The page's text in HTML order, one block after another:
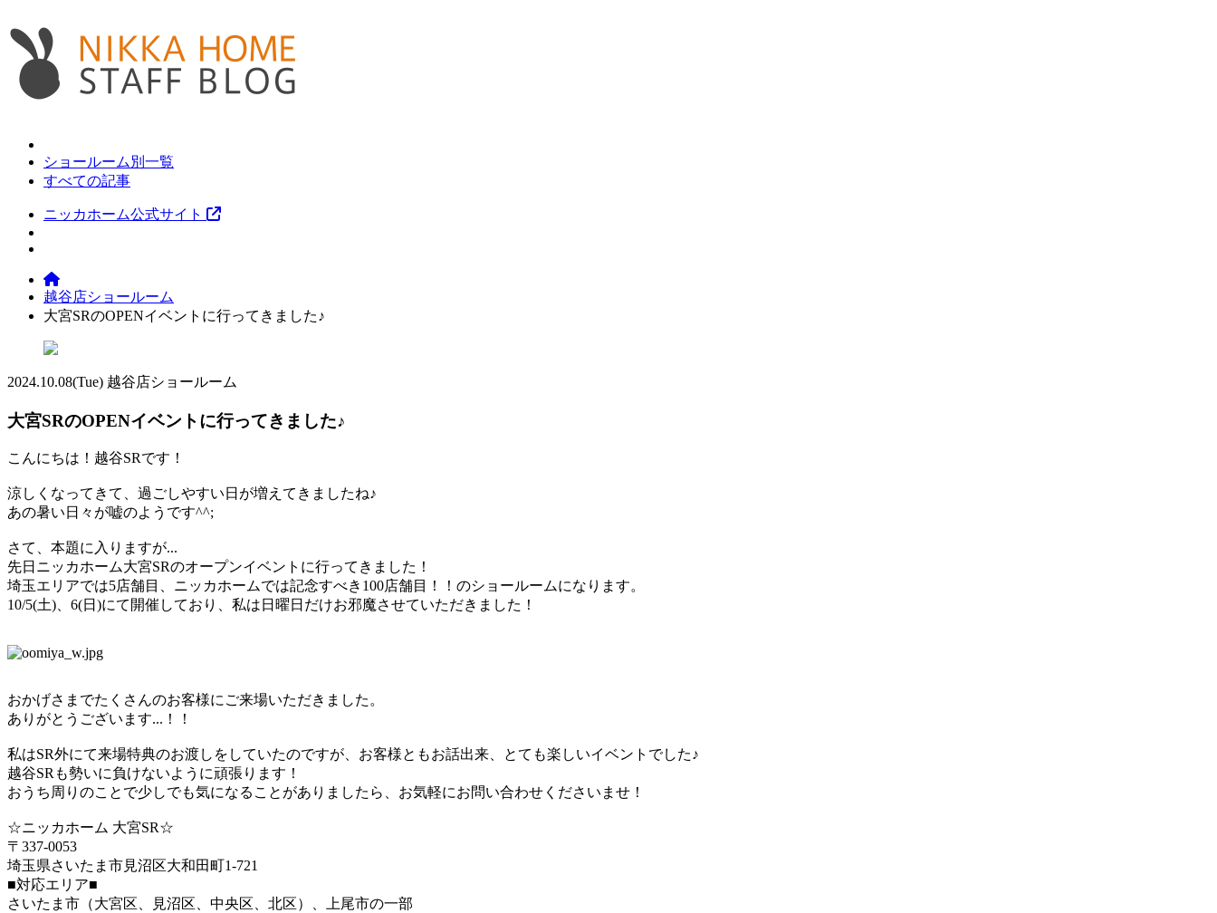
ショールーム別一覧
すべての記事
ニッカホーム公式サイト
越谷店ショールーム
大宮SRのOPENイベントに行ってきました♪
2024.10.08(Tue) 越谷店ショールーム
大宮SRのOPENイベントに行ってきました♪
こんにちは！越谷SRです！
涼しくなってきて、過ごしやすい日が増えてきましたね♪
あの暑い日々が嘘のようです^^;
さて、本題に入りますが...
先日ニッカホーム大宮SRのオープンイベントに行ってきました！
埼玉エリアでは5店舗目、ニッカホームでは記念すべき100店舗目！！のショールームになります。
10/5(土)、6(日)にて開催しており、私は日曜日だけお邪魔させていただきました！
おかげさまでたくさんのお客様にご来場いただきました。
ありがとうございます...！！
私はSR外にて来場特典のお渡しをしていたのですが、お客様ともお話出来、とても楽しいイベントでした♪
越谷SRも勢いに負けないように頑張ります！
おうち周りのことで少しでも気になることがありましたら、お気軽にお問い合わせくださいませ！
☆ニッカホーム 大宮SR☆
〒337-0053
埼玉県さいたま市見沼区大和田町1-721
■対応エリア■
さいたま市（大宮区、見沼区、中央区、北区）、上尾市の一部